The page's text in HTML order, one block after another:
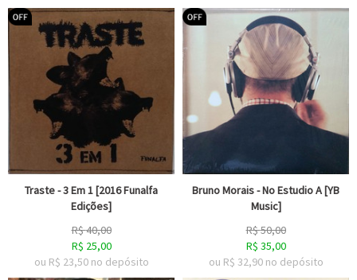
Traste - 3 Em 1 [2016 Funalfa
Edições]
R$40,00
R$ 25,00
ou R$ 23,50 no depósito
Bruno Morais - No Estudio A [YB
Music]
R$50,00
R$ 35,00
ou R$ 32,90 no depósito